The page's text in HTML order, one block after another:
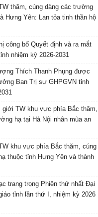
thăm, cúng dàng các trường
Hưng Yên: Lan tỏa tinh thần hộ
công bố Quyết định và ra mắt
nhiệm kỳ 2026-2031
Thích Thanh Phụng được
Ban Trị sự GHPGVN tỉnh
giới TW khu vực phía Bắc thăm,
hạ tại Hà Nội nhân mùa an
khu vực phía Bắc thăm, cúng
thuộc tỉnh Hưng Yên và thành
trang trọng Phiên thứ nhất Đại
tỉnh lần thứ I, nhiệm kỳ 2026